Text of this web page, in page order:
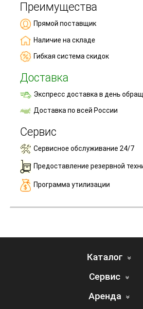
Преимущества
Прямой поставщик
Наличие на складе
Гибкая система скидок
Доставка
Экспресс доставка в день
Доставка по всей России
Сервис
Сервисное обслуживание 24/7
Предоставление резервной
Программа утилизации
Каталог
Сервис
Аренда